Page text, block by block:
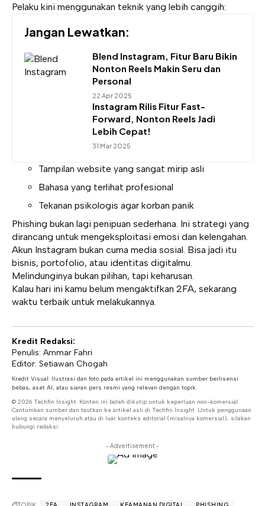
Pelaku kini menggunakan teknik yang lebih canggih:
Jangan Lewatkan:
Blend Instagram, Fitur Baru Bikin
Nonton Reels Makin Seru dan
Personal
22 Apr 2025
Instagram Rilis Fitur Fast-
Forward, Nonton Reels Jadi
Lebih Cepat!
31 Mar 2025
Tampilan website yang sangat mirip asli
Bahasa yang terlihat profesional
Tekanan psikologis agar korban panik
Phishing bukan lagi penipuan sederhana. Ini strategi yang
dirancang untuk mengeksploitasi emosi dan kelengahan.
Akun Instagram bukan cuma media sosial. Bisa jadi itu
bisnis, portofolio, atau identitas digitalmu.
Melindunginya bukan pilihan, tapi keharusan.
Kalau hari ini kamu belum mengaktifkan 2FA, sekarang
waktu terbaik untuk melakukannya.
Kredit Redaksi:
Penulis: Ammar Fahri
Editor: Setiawan Chogah
Kredit Visual: Ilustrasi dan foto pada artikel ini menggunakan sumber berlisensi
bebas, aset AI, atau siaran pers resmi yang relevan dengan topik.
© 2026 Techfin Insight. Konten ini boleh dikutip untuk keperluan non-komersial.
Cantumkan sumber dan tautkan ke artikel asli di Techfin Insight. Untuk penggunaan
ulang secara menyeluruh atau di luar konteks editorial (misalnya komersial), silakan
hubungi redaksi.
- Advertisement -